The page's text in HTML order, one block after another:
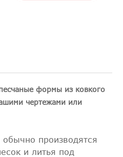
формы из ковкого
чертежами или
производятся
и литья под